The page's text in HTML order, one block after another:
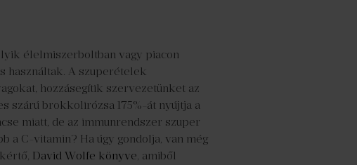
élelmiszerboltban vagy piacon
használtak. A szuperételek
hozzásegítik szervezetünket az
szárú brokkolirózsa 175%-át nyújtja a
miatt, de az immunrendszer szuper
a C-vitamin? Ha úgy gondolja, van még
David Wolfe könyve, amiből